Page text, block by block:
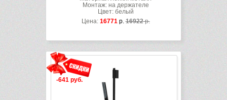
Монтаж: на держателе
Цвет: белый
Цена: 16771р.16922р.
-641 руб.